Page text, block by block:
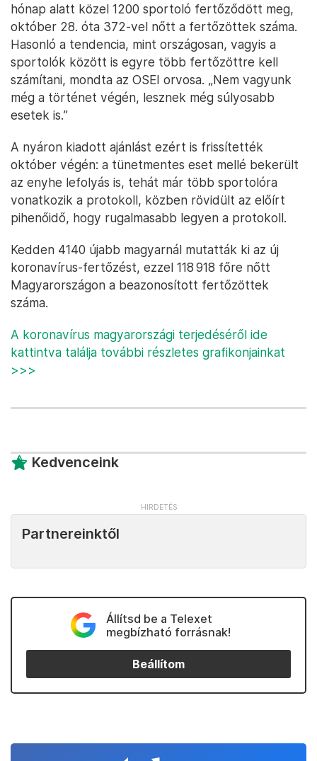
hónap alatt közel 1200 sportoló fertőződött meg,
október 28. óta 372-vel nőtt a fertőzöttek száma.
Hasonló a tendencia, mint országosan, vagyis a
sportolók között is egyre több fertőzöttre kell
számítani, mondta az OSEI orvosa. „Nem vagyunk
még a történet végén, lesznek még súlyosabb
esetek is.”
A nyáron kiadott ajánlást ezért is frissítették
október végén: a tünetmentes eset mellé bekerült
az enyhe lefolyás is, tehát már több sportolóra
vonatkozik a protokoll, közben rövidült az előírt
pihenőidő, hogy rugalmasabb legyen a protokoll.
Kedden 4140 újabb magyarnál mutatták ki az új
koronavírus-fertőzést, ezzel 118 918 főre nőtt
Magyarországon a beazonosított fertőzöttek
száma.
A koronavírus magyarországi terjedéséről ide
kattintva találja további részletes grafikonjainkat
>>>
Kedvenceink
Partnereinktől
Állítsd be a Telexet
megbízható forrásnak!
Beállítom